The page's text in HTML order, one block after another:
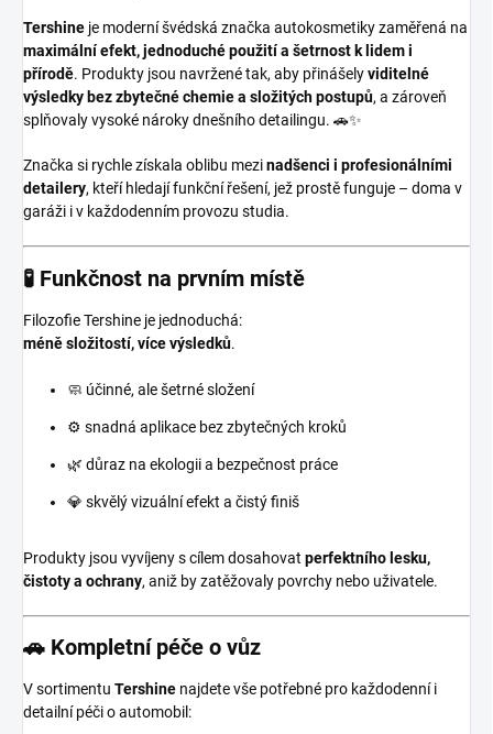
Tershine je moderní švédská značka autokosmetiky zaměřená na
maximální efekt, jednoduché použití a šetrnost k lidem i
přírodě. Produkty jsou navržené tak, aby přinášelyviditelné
výsledky bez zbytečné chemie a složitých postupů, a zároveň
splňovaly vysoké nároky dnešního detailingu. 🚗✨
Značka si rychle získala oblibu mezinadšenci i profesionálními
detailery, kteří hledají funkční řešení, jež prostě funguje – doma v
garáži i v každodenním provozu studia.
🧪 Funkčnost na prvním místě
Filozofie Tershine je jednoduchá:
méně složitostí, více výsledků.
🧼 účinné, ale šetrné složení
⚙️ snadná aplikace bez zbytečných kroků
🌿 důraz na ekologii a bezpečnost práce
💎 skvělý vizuální efekt a čistý finiš
Produkty jsou vyvíjeny s cílem dosahovat perfektního lesku,
čistoty a ochrany, aniž by zatěžovaly povrchy nebo uživatele.
🚗 Kompletní péče o vůz
V sortimentu Tershine najdete vše potřebné pro každodenní i
detailní péči o automobil: